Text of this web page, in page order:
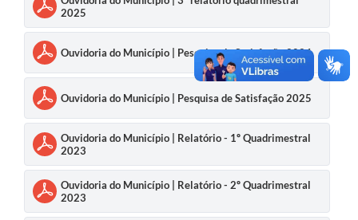
2025
Ouvidoria do Município | Pesquisa de Satisfação 2024
Ouvidoria do Município | Pesquisa de Satisfação 2025
Ouvidoria do Município | Relatório - 1º Quadrimestral
2023
Ouvidoria do Município | Relatório - 2º Quadrimestral
2023